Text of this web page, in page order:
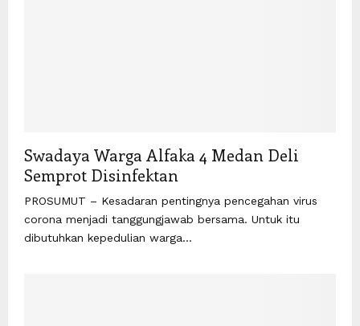
Swadaya Warga Alfaka 4 Medan Deli
Semprot Disinfektan
PROSUMUT – Kesadaran pentingnya pencegahan virus
corona menjadi tanggungjawab bersama. Untuk itu
dibutuhkan kepedulian warga...